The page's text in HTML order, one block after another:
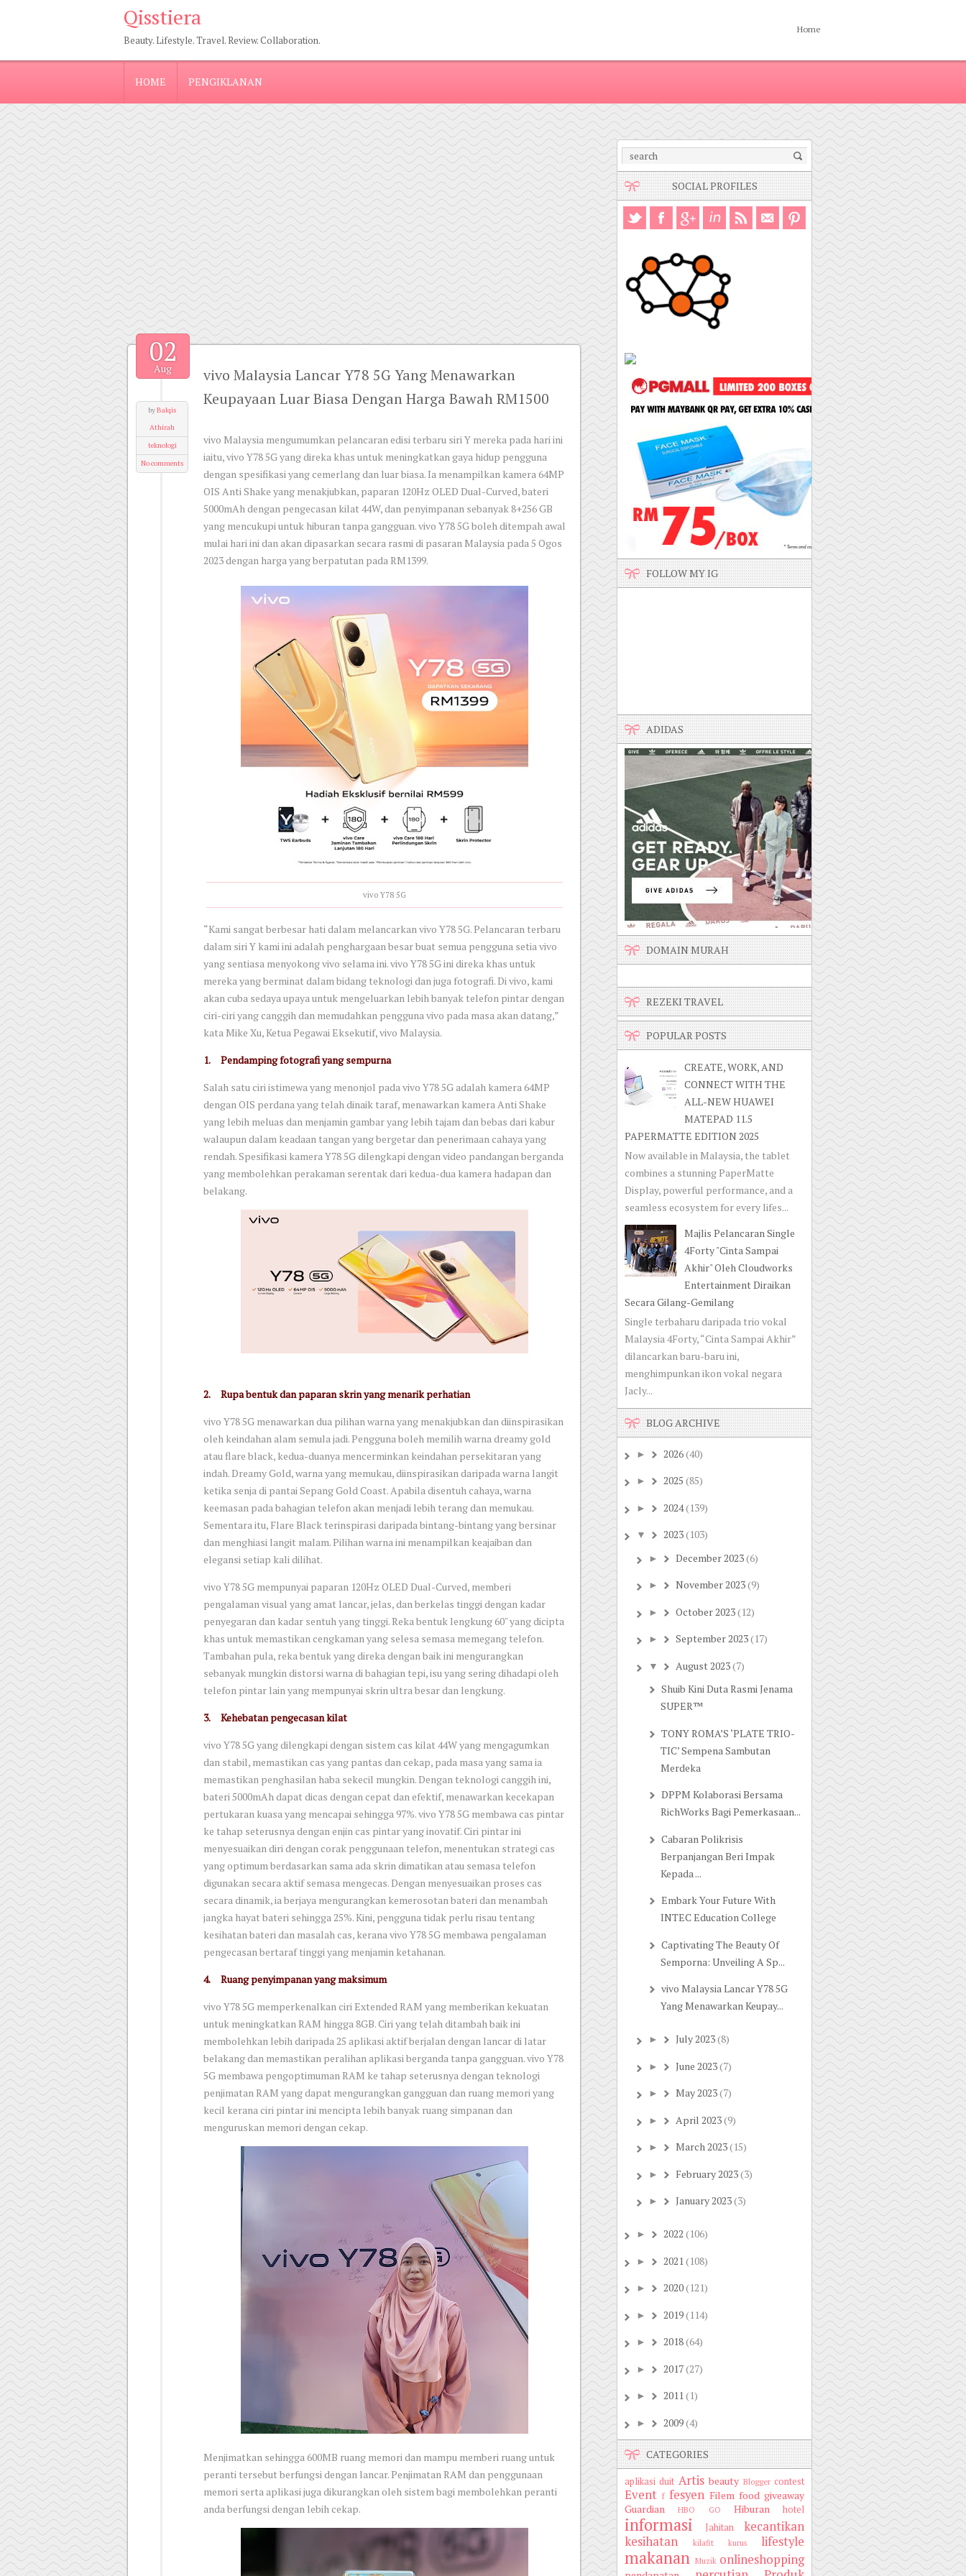
Qisstiera
Beauty. Lifestyle. Travel. Review. Collaboration.
Home
HOME PENGIKLANAN
02
Aug
byBalqis
Athirah
teknologi
No comments
vivo Malaysia Lancar Y78 5G Yang Menawarkan
Keupayaan Luar Biasa Dengan Harga Bawah RM1500
vivo Malaysia mengumumkan pelancaran edisi terbaru siri Y mereka pada hari ini
iaitu, vivo Y78 5G yang direka khas untuk meningkatkan gaya hidup pengguna
dengan spesifikasi yang cemerlang dan luar biasa. Ia menampilkan kamera 64MP
OIS Anti Shake yang menakjubkan, paparan 120Hz OLED Dual-Curved, bateri
5000mAh dengan pengecasan kilat 44W, dan penyimpanan sebanyak 8+256 GB
yang mencukupi untuk hiburan tanpa gangguan. vivo Y78 5G boleh ditempah awal
mulai hari ini dan akan dipasarkan secara rasmi di pasaran Malaysia pada 5 Ogos
2023 dengan harga yang berpatutan pada RM1399.
vivo Y78 5G
“Kami sangat berbesar hati dalam melancarkan vivo Y78 5G. Pelancaran terbaru
dalam siri Y kami ini adalah penghargaan besar buat semua pengguna setia vivo
yang sentiasa menyokong vivo selama ini. vivo Y78 5G ini direka khas untuk
mereka yang berminat dalam bidang teknologi dan juga fotografi. Di vivo, kami
akan cuba sedaya upaya untuk mengeluarkan lebih banyak telefon pintar dengan
ciri-ciri yang canggih dan memudahkan pengguna vivo pada masa akan datang,”
kata Mike Xu, Ketua Pegawai Eksekutif, vivo Malaysia.
1.
Pendamping fotografi yang sempurna
Salah satu ciri istimewa yang menonjol pada vivo Y78 5G adalah kamera 64MP
dengan OIS perdana yang telah dinaik taraf, menawarkan kamera Anti Shake
yang lebih meluas dan menjamin gambar yang lebih tajam dan bebas dari kabur
walaupun dalam keadaan tangan yang bergetar dan penerimaan cahaya yang
rendah. Spesifikasi kamera Y78 5G dilengkapi dengan video pandangan berganda
yang membolehkan perakaman serentak dari kedua-dua kamera hadapan dan
belakang.
2.
Rupa bentuk dan paparan skrin yang menarik perhatian
vivo Y78 5G menawarkan dua pilihan warna yang menakjubkan dan diinspirasikan
oleh keindahan alam semula jadi. Pengguna boleh memilih warna dreamy gold
atau flare black, kedua-duanya mencerminkan keindahan persekitaran yang
indah. Dreamy Gold, warna yang memukau, diinspirasikan daripada warna langit
ketika senja di pantai Sepang Gold Coast. Apabila disentuh cahaya, warna
keemasan pada bahagian telefon akan menjadi lebih terang dan memukau.
Sementara itu, Flare Black terinspirasi daripada bintang-bintang yang bersinar
dan menghiasi langit malam. Pilihan warna ini menampilkan keajaiban dan
elegansi setiap kali dilihat.
vivo Y78 5G mempunyai paparan 120Hz OLED Dual-Curved, memberi
pengalaman visual yang amat lancar, jelas, dan berkelas tinggi dengan kadar
penyegaran dan kadar sentuh yang tinggi. Reka bentuk lengkung 60" yang dicipta
khas untuk memastikan cengkaman yang selesa semasa memegang telefon.
Tambahan pula, reka bentuk yang direka dengan baik ini mengurangkan
sebanyak mungkin distorsi warna di bahagian tepi, isu yang sering dihadapi oleh
telefon pintar lain yang mempunyai skrin ultra besar dan lengkung.
3.
Kehebatan pengecasan kilat
vivo Y78 5G yang dilengkapi dengan sistem cas kilat 44W yang mengagumkan
dan stabil, memastikan cas yang pantas dan cekap, pada masa yang sama ia
memastikan penghasilan haba sekecil mungkin. Dengan teknologi canggih ini,
bateri 5000mAh dapat dicas dengan cepat dan efektif, menawarkan kecekapan
pertukaran kuasa yang mencapai sehingga 97%. vivo Y78 5G membawa cas pintar
ke tahap seterusnya dengan enjin cas pintar yang inovatif. Ciri pintar ini
menyesuaikan diri dengan corak penggunaan telefon, menentukan strategi cas
yang optimum berdasarkan sama ada skrin dimatikan atau semasa telefon
digunakan secara aktif semasa mengecas. Dengan menyesuaikan proses cas
secara dinamik, ia berjaya mengurangkan kemerosotan bateri dan menambah
jangka hayat bateri sehingga 25%. Kini, pengguna tidak perlu risau tentang
kesihatan bateri dan masalah cas, kerana vivo Y78 5G membawa pengalaman
pengecasan bertaraf tinggi yang menjamin ketahanan.
4.
Ruang penyimpanan yang maksimum
vivo Y78 5G memperkenalkan ciri Extended RAM yang memberikan kekuatan
untuk meningkatkan RAM hingga 8GB. Ciri yang telah ditambah baik ini
membolehkan lebih daripada 25 aplikasi aktif berjalan dengan lancar di latar
belakang dan memastikan peralihan aplikasi berganda tanpa gangguan. vivo Y78
5G membawa pengoptimuman RAM ke tahap seterusnya dengan teknologi
penjimatan RAM yang dapat mengurangkan gangguan dan ruang memori yang
kecil kerana ciri pintar ini mencipta lebih banyak ruang simpanan dan
menguruskan memori dengan cekap.
Menjimatkan sehingga 600MB ruang memori dan mampu memberi ruang untuk
peranti tersebut berfungsi dengan lancar. Penjimatan RAM dan penggunaan
memori serta aplikasi juga dikurangkan oleh sistem bagi membolehkan peranti
anda berfungsi dengan lebih cekap.
SOCIAL PROFILES
FOLLOW MY IG
ADIDAS
DOMAIN MURAH
REZEKI TRAVEL
POPULAR POSTS
CREATE, WORK, AND
CONNECT WITH THE
ALL-NEW HUAWEI
MATEPAD 11.5
PAPERMATTE EDITION 2025
Now available in Malaysia, the tablet
combines a stunning PaperMatte
Display, powerful performance, and a
seamless ecosystem for every lifes...
Majlis Pelancaran Single
4Forty "Cinta Sampai
Akhir" Oleh Cloudworks
Entertainment Diraikan
Secara Gilang-Gemilang
Single terbaharu daripada trio vokal
Malaysia 4Forty, “Cinta Sampai Akhir”
dilancarkan baru-baru ini,
menghimpunkan ikon vokal negara
Jacly...
BLOG ARCHIVE
► 2026(40)
► 2025 (85)
► 2024(139)
▼ 2023(103)
► December 2023(6)
► November 2023(9)
► October 2023(12)
► September 2023(17)
▼ August 2023(7)
Shuib Kini Duta Rasmi Jenama
SUPER™
TONY ROMA’S ‘PLATE TRIO-
TIC’ Sempena Sambutan
Merdeka
DPPM Kolaborasi Bersama
RichWorks Bagi Pemerkasaan...
Cabaran Polikrisis
Berpanjangan Beri Impak
Kepada ...
Embark Your Future With
INTEC Education College
Captivating The Beauty Of
Semporna: Unveiling A Sp...
vivo Malaysia Lancar Y78 5G
Yang Menawarkan Keupay...
► July 2023(8)
► June 2023(7)
► May 2023(7)
► April 2023(9)
► March 2023(15)
► February 2023(3)
► January 2023(3)
► 2022 (106)
► 2021 (108)
► 2020(121)
► 2019(114)
► 2018(64)
► 2017(27)
► 2011(1)
► 2009(4)
CATEGORIES
aplikasi duit Artis beauty Blogger contest
Event f fesyen Filem food giveaway
Guardian
HBO GO Hiburan hotel
informasi Jahitan
kecantikan
kesihatan
kilafit kurus lifestyle
makanan Muzik onlineshopping